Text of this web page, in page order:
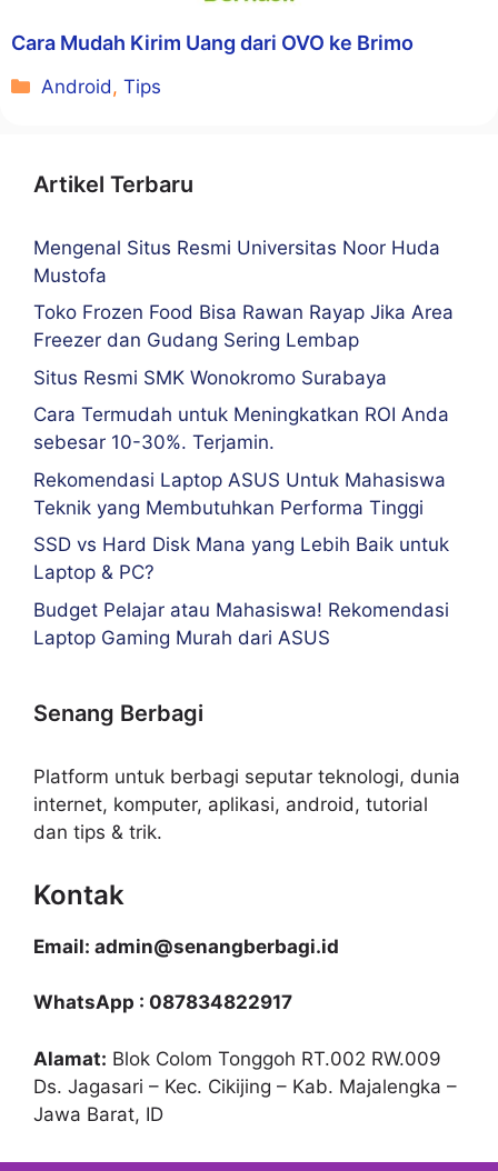
Cara Mudah Kirim Uang dari OVO ke Brimo
Kategori
Android,Tips
Artikel Terbaru
Mengenal Situs Resmi Universitas Noor Huda
Mustofa
Toko Frozen Food Bisa Rawan Rayap Jika Area
Freezer dan Gudang Sering Lembap
Situs Resmi SMK Wonokromo Surabaya
Cara Termudah untuk Meningkatkan ROI Anda
sebesar 10-30%. Terjamin.
Rekomendasi Laptop ASUS Untuk Mahasiswa
Teknik yang Membutuhkan Performa Tinggi
SSD vs Hard Disk Mana yang Lebih Baik untuk
Laptop & PC?
Budget Pelajar atau Mahasiswa! Rekomendasi
Laptop Gaming Murah dari ASUS
Senang Berbagi
Platform untuk berbagi seputar teknologi, dunia
internet, komputer, aplikasi, android, tutorial
dan tips & trik.
Kontak
Email: admin@senangberbagi.id
WhatsApp : 087834822917
Alamat: Blok Colom Tonggoh RT.002 RW.009
Ds. Jagasari – Kec. Cikijing – Kab. Majalengka –
Jawa Barat, ID